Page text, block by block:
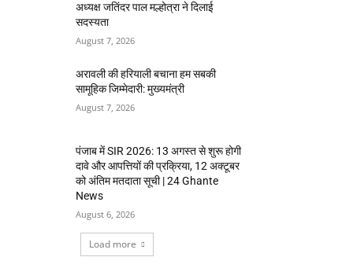
अध्यक्ष जतिंदर पाल मल्होत्रा ने दिलाई
सदस्यता
August 7, 2026
अरावली की हरियाली बचाना हम सबकी
सामूहिक जिम्मेदारी: मुख्यमंत्री
August 7, 2026
पंजाब में SIR 2026: 13 अगस्त से शुरू होगी
दावे और आपत्तियों की प्रक्रिया, 12 अक्टूबर
को अंतिम मतदाता सूची | 24 Ghante
News
August 6, 2026
Load more